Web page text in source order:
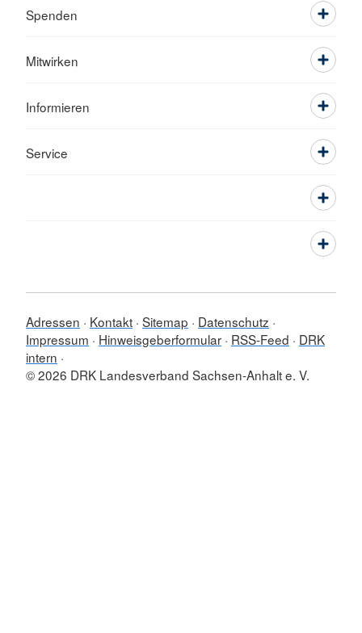
Spenden
Mitwirken
Informieren
Service
Adressen Kontakt Sitemap
Datenschutz
Impressum
Hinweisgeberformular RSS-Feed
DRK
intern
© 2026 DRK Landesverband Sachsen-Anhalt e. V.